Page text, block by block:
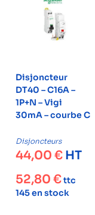
Disjoncteur
DT40 – C16A –
1P+N – Vigi
30mA – courbe C
Disjoncteurs
44,00 € HT
52,80 €ttc
145 en stock